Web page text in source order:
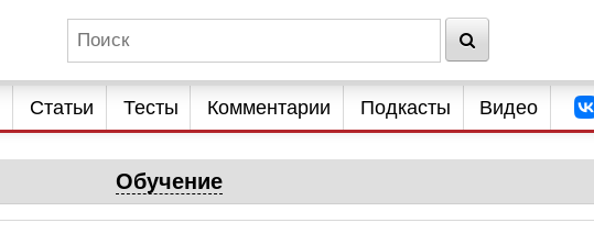
Статьи Тесты Комментарии Подкасты Видео
Обучение